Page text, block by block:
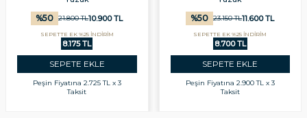
%50 21.800TL10.900TL
SEPETTE EK %25 İNDİRİM
8.175 TL
SEPETE EKLE
Peşin Fiyatına 2.725 TL x 3
Taksit
%50 23.150TL11.600TL
SEPETTE EK %25 İNDİRİM
8.700 TL
SEPETE EKLE
Peşin Fiyatına 2.900 TL x 3
Taksit